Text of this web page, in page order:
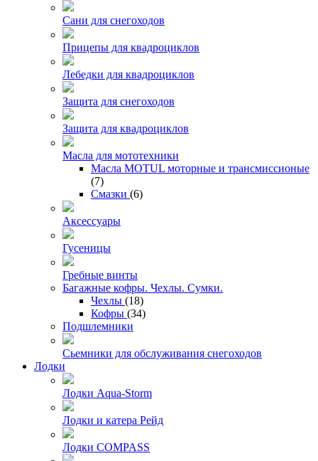
Сани для снегоходов
Прицепы для квадроциклов
Лебедки для квадроциклов
Защита для снегоходов
Защита для квадроциклов
Масла для мототехники
Масла MOTUL моторные и трансмиссионые
(7)
Смазки (6)
Аксессуары
Гусеницы
Гребные винты
Багажные кофры. Чехлы. Сумки.
Чехлы (18)
Кофры (34)
Подшлемники
Сьемники для обслуживания снегоходов
Лодки
Лодки Aqua-Storm
Лодки и катера Рейд
Лодки COMPASS